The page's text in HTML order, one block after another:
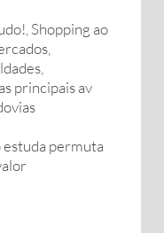
Shopping ao
principais av
permuta